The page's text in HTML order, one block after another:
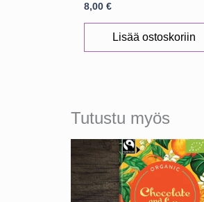
8,00€
Lisää ostoskoriin
Tutustu myös